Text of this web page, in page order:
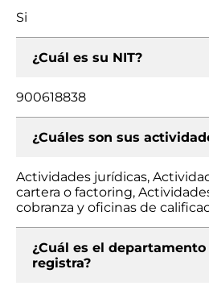
Si
¿Cuál es su NIT?
900618838
¿Cuáles son sus
Actividades jurídicas,
cartera o factoring,
cobranza y oficinas de
¿Cuál es el
registra?